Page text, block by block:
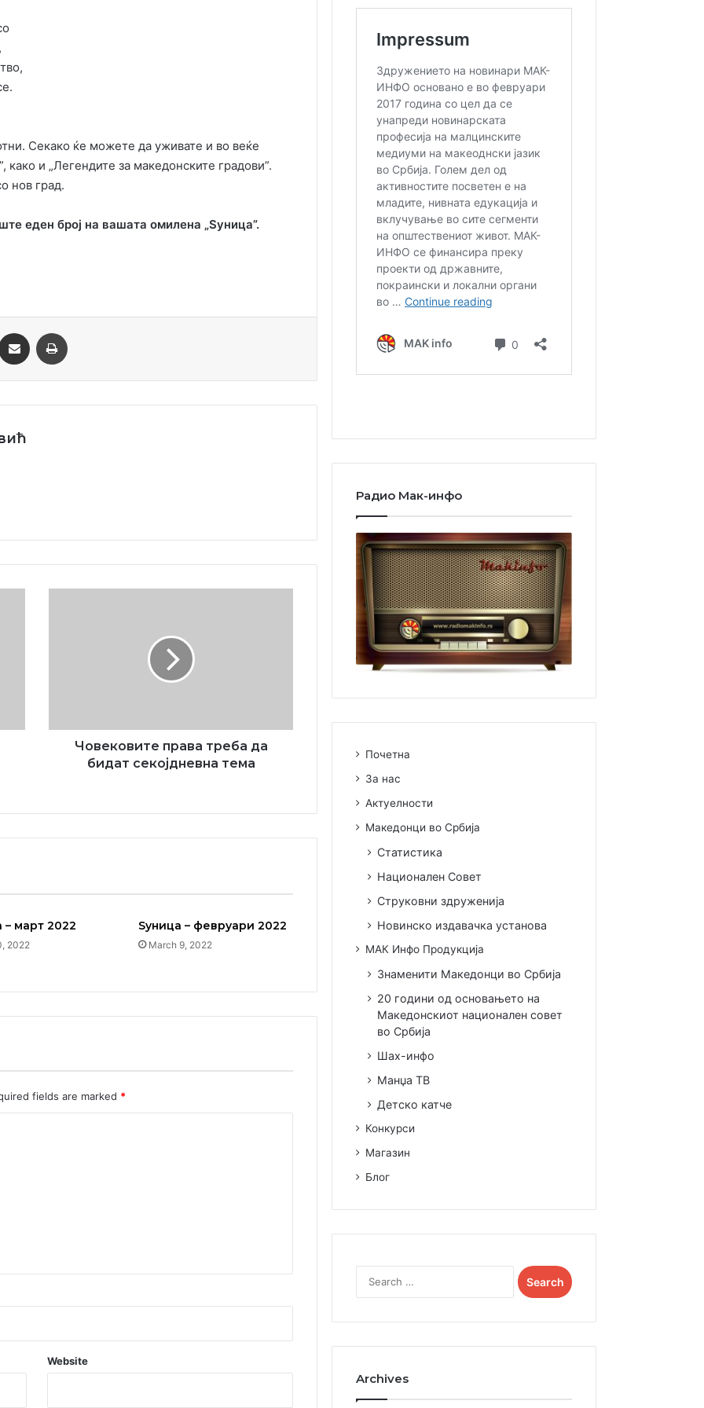
Секако ќе можете да уживате и во веќе
и „Легендите за македонските градови”.
нов град.
еден број на вашата омилена „Sуница”.
Сподели преку Емаил
Човековите права треба да
бидат секојдневна тема
– март 2022
2022
Ѕуница – февруари 2022
March 9, 2022
fields are marked *
Website
Радио Мак-инфо
Почетна
За нас
Актуелности
Македонци во Србија
Статистика
Национален Совет
Струковни здруженија
Новинско издавачка установа
МАК Инфо Продукција
Знаменити Македонци во Србија
20 години од основањето на
Македонскиот национален совет
во Србија
Шах-инфо
Манџа ТВ
Детско катче
Конкурси
Магазин
Блог
Search
for:
Archives